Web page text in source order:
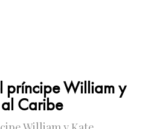
príncipe William y
Caribe